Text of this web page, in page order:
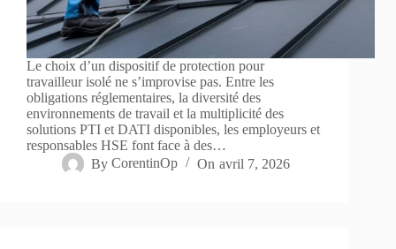
Le choix d’un dispositif de protection pour
travailleur isolé ne s’improvise pas. Entre les
obligations réglementaires, la diversité des
environnements de travail et la multiplicité des
solutions PTI et DATI disponibles, les employeurs et
responsables HSE font face à des…
By CorentinOp On avril 7, 2026